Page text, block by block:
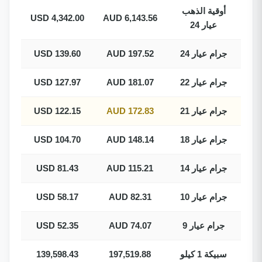
أوقية الذهب
عيار 24
6,143.56 AUD
4,342.00 USD
جرام عيار 24 197.52 AUD
139.60 USD
جرام عيار 22 181.07 AUD
127.97 USD
جرام عيار 21 172.83 AUD
122.15 USD
جرام عيار 18 148.14 AUD
104.70 USD
جرام عيار 14 115.21 AUD
81.43 USD
جرام عيار 10 82.31 AUD
58.17 USD
جرام عيار 9 74.07 AUD
52.35 USD
سبيكة 1 كيلو
197,519.88
139,598.43